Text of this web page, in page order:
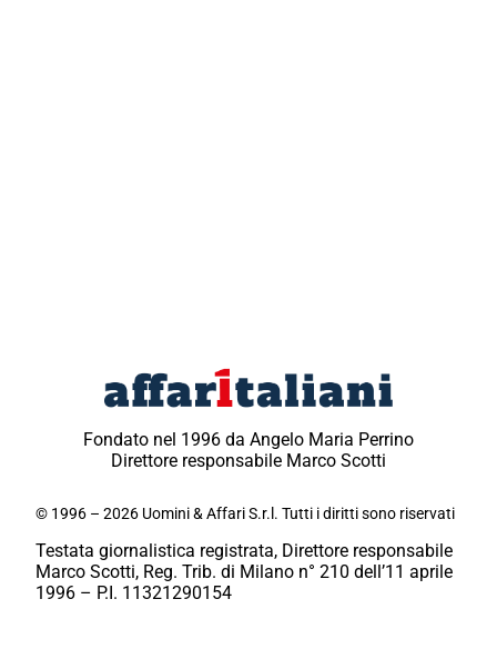
Fondato nel 1996 da Angelo Maria Perrino
Direttore responsabile Marco Scotti
© 1996 – 2026 Uomini & Affari S.r.l. Tutti i diritti sono riservati
Testata giornalistica registrata, Direttore responsabile
Marco Scotti, Reg. Trib. di Milano n° 210 dell’11 aprile
1996 – P.I. 11321290154